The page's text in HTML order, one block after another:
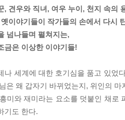
, 견우와 직녀, 여우 누이, 천지 속의
이야기들이 작가들의 손에서 다시
넘나들며 펼쳐지는,
금은 이상한 이야기들!
나 세계에 대한 호기심을 품고 있었
은 왜 갑자기 바뀌었는지, 위인의
미와 재미라는 요소를 덧붙인 채로
기도 한다.